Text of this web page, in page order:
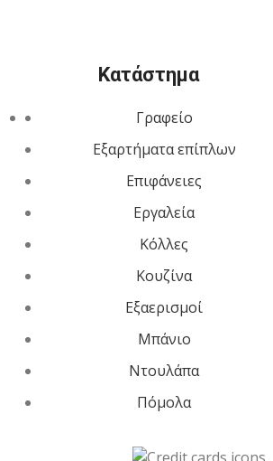
Κατάστημα
Γραφείο
Εξαρτήματα επίπλων
Επιφάνειες
Εργαλεία
Κόλλες
Κουζίνα
Εξαερισμοί
Μπάνιο
Ντουλάπα
Πόμολα